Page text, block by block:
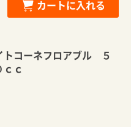
カートに入れる
トコーネフロアブル ５
ｃｃ
ました。